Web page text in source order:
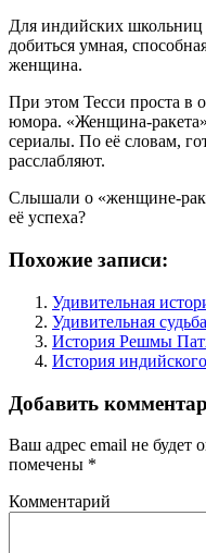
Для индийских
добиться умная,
женщина.
При этом Тесси проста в
юмора. «Женщина-
сериалы. По её словам,
расслабляют.
Слышали о «женщине-
её успеха?
Похожие записи:
Удивительная
Удивительная
История Решмы
История
Добавить
Ваш адрес email не будет
помечены *
Комментарий